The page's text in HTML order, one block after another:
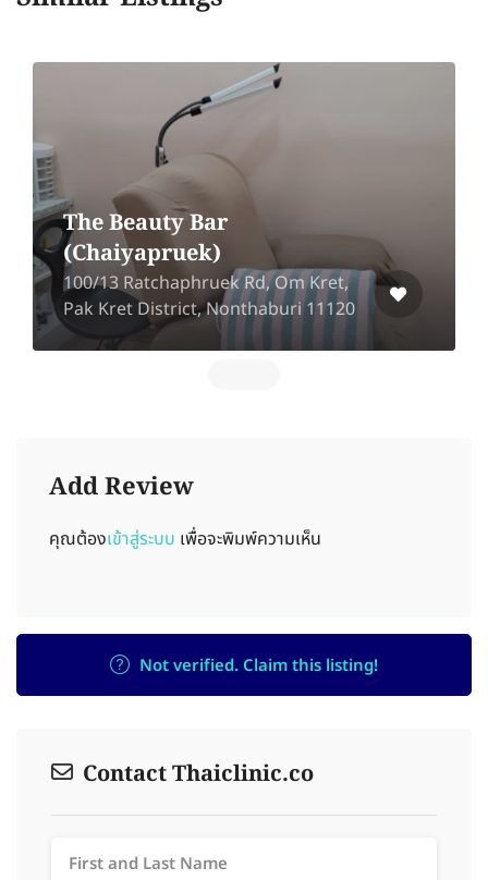
Vangvela Spa and Sleep
Salon
From BTS Saphan Khwai 700 m.
466/25 2nd Floor, Room 25, Samsen
Nai, Phaya Thai, Bangkok 10400
Add Review
คุณต้องเข้าสู่ระบบ เพื่อจะพิมพ์ความเห็น
Not verified. Claim this listing!
Contact Thaiclinic.co